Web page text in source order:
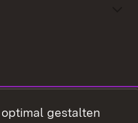
gestalten